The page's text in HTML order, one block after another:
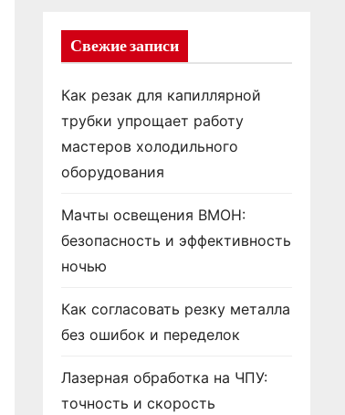
Свежие записи
Как резак для капиллярной
трубки упрощает работу
мастеров холодильного
оборудования
Мачты освещения ВМОН:
безопасность и эффективность
ночью
Как согласовать резку металла
без ошибок и переделок
Лазерная обработка на ЧПУ:
точность и скорость